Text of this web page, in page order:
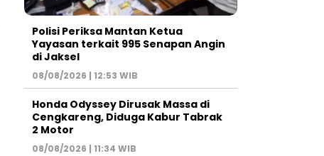
Polisi Periksa Mantan Ketua
Yayasan terkait 995 Senapan Angin
di Jaksel
08/08/2026 | 12:53 WIB
Honda Odyssey Dirusak Massa di
Cengkareng, Diduga Kabur Tabrak
2 Motor
08/08/2026 | 11:34 WIB